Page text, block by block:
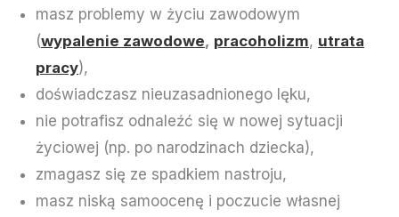
masz problemy w życiu zawodowym
(wypalenie zawodowe, pracoholizm, utrata
pracy),
doświadczasz nieuzasadnionego lęku,
nie potrafisz odnaleźć się w nowej sytuacji
życiowej (np. po narodzinach dziecka),
zmagasz się ze spadkiem nastroju,
masz niską samoocenę i poczucie własnej